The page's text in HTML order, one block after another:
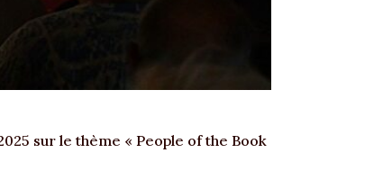
sur le thème « People of the Book